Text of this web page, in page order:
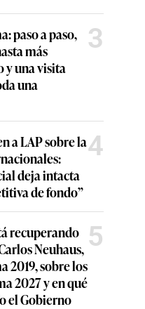
paso a paso,
más
y una visita
una
3
a LAP sobre la
deja intacta
de fondo”
4
recuperando
Neuhaus,
2019, sobre los
2027 y en qué
el Gobierno
5